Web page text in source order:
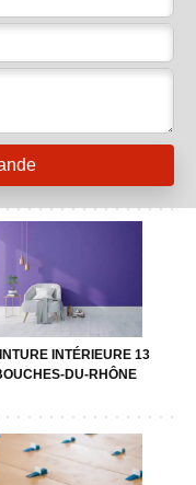
INTÉRIEURE 13
DU-RHÔNE